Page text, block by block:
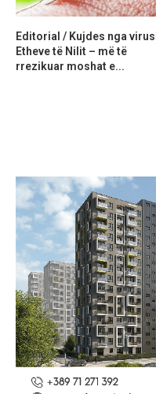
Editorial / Kujdes nga
Etheve të Nilit – më të
rrezikuar moshat e...